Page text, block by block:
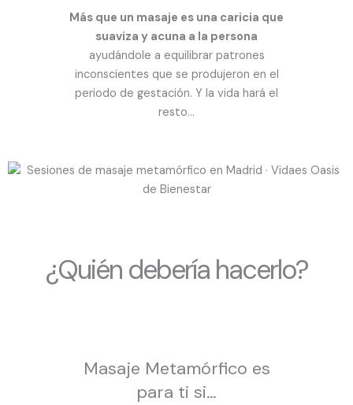
Más que un masaje es una caricia que
suaviza y acuna a la persona
ayudándole a equilibrar patrones
inconscientes que se produjeron en el
periodo de gestación. Y la vida hará el
resto…
¿Quién debería hacerlo?
Masaje Metamórfico es
para ti si…